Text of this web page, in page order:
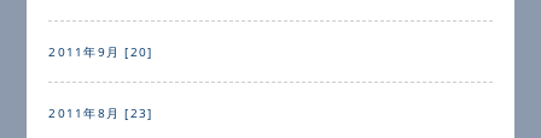
2011年9月 [20]
2011年8月 [23]